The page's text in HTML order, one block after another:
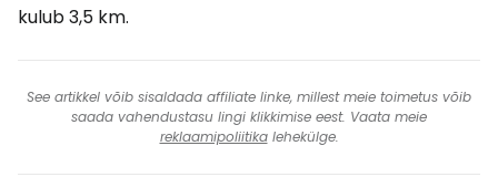
kulub 3,5 km.
See artikkel võib sisaldada affiliate linke, millest meie toimetus võib
saada vahendustasu lingi klikkimise eest. Vaata meie
reklaamipoliitikalehekülge.